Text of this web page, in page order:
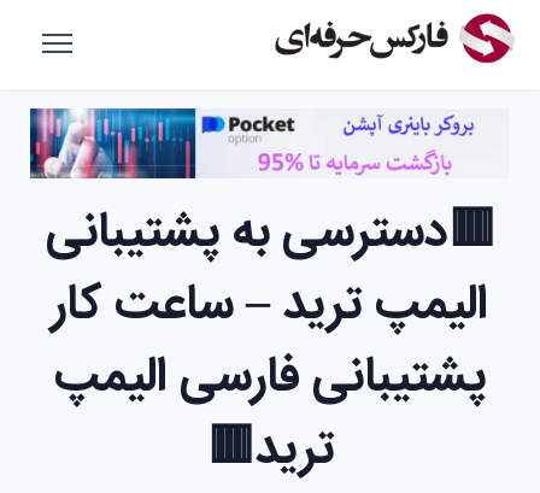
🟥دسترسی به پشتیبانی
الیمپ ترید – ساعت کار
پشتیبانی فارسی الیمپ
ترید🟥